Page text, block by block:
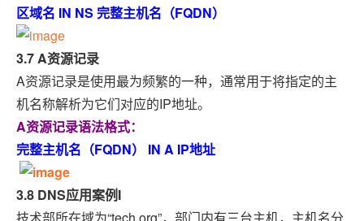
区域名 IN NS 完整主机名（FQDN）
3.7 A资源记录
A资源记录是使用最为频繁的一种，通常用于将指定的主
机名称解析为它们对应的IP地址。
A资源记录语法格式：
完整主机名（FQDN） IN A IP地址
3.8 DNS应用案例I